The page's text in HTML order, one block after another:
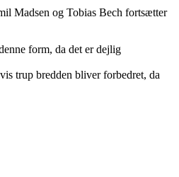
Madsen og Tobias Bech fortsætter
form, da det er dejlig
trup bredden bliver forbedret, da